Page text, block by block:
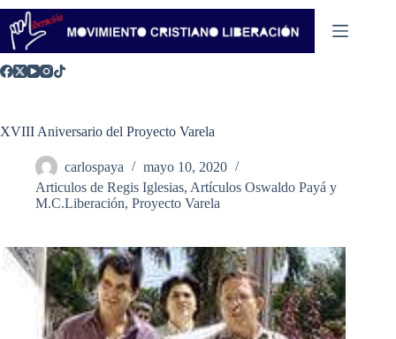
Saltar
contenido
XVIII Aniversario del Proyecto Varela
carlospaya
mayo 10, 2020
Articulos de Regis Iglesias, Artículos Oswaldo Payá y
M.C.Liberación, Proyecto Varela